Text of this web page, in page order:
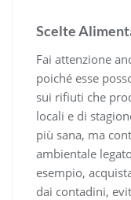
Scelte
Fai attenzione
poiché esse
sui rifiuti che
locali e di
più sana, ma
ambientale
esempio,
dai contadini,